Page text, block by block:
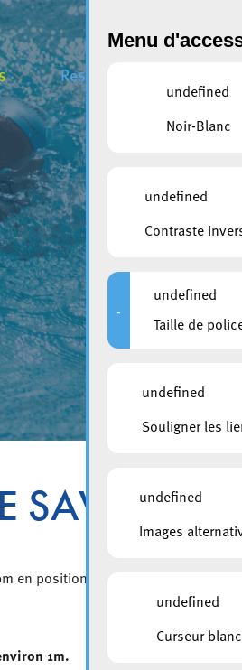
Restauration
SAVER
en position dorsale avec le
1m.
Menu
undefined
Noir-Blanc
undefined
Contraste
-
undefined
Taille de
undefined
Souligner les
undefined
Images
undefined
Curseur blanc